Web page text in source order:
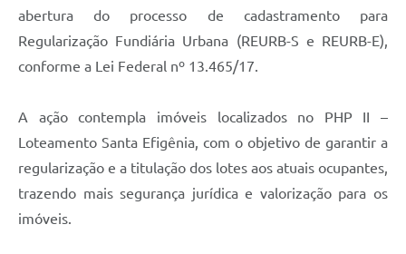
abertura do processo de cadastramento para
Regularização Fundiária Urbana (REURB-S e REURB-E),
conforme a Lei Federal nº 13.465/17.
A ação contempla imóveis localizados no PHP II –
Loteamento Santa Efigênia, com o objetivo de garantir a
regularização e a titulação dos lotes aos atuais ocupantes,
trazendo mais segurança jurídica e valorização para os
imóveis.